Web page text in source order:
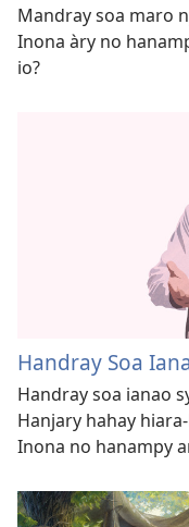
Mandray soa maro
Inona àry no
io?
Handray Soa
Handray soa ianao
Hanjary hahay
Inona no hanampy